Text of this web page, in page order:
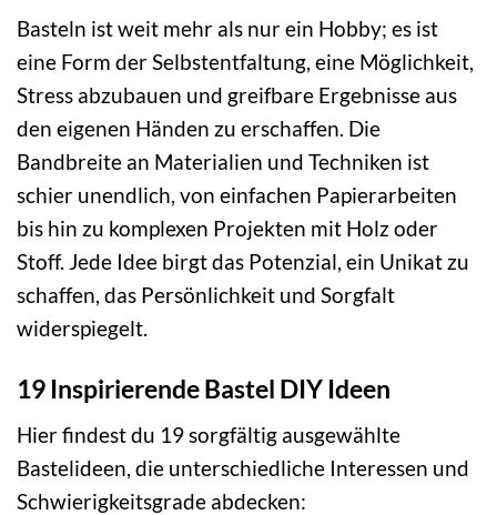
Basteln ist weit mehr als nur ein Hobby; es ist
eine Form der Selbstentfaltung, eine Möglichkeit,
Stress abzubauen und greifbare Ergebnisse aus
den eigenen Händen zu erschaffen. Die
Bandbreite an Materialien und Techniken ist
schier unendlich, von einfachen Papierarbeiten
bis hin zu komplexen Projekten mit Holz oder
Stoff. Jede Idee birgt das Potenzial, ein Unikat zu
schaffen, das Persönlichkeit und Sorgfalt
widerspiegelt.
19 Inspirierende Bastel DIY Ideen
Hier findest du 19 sorgfältig ausgewählte
Bastelideen, die unterschiedliche Interessen und
Schwierigkeitsgrade abdecken: